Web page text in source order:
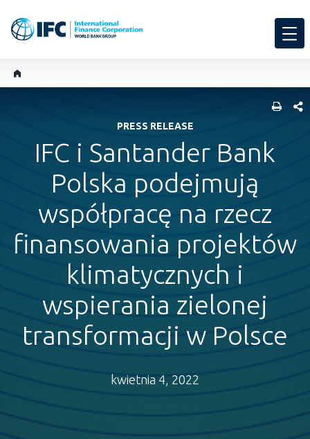
PRESS RELEASE
IFC i Santander Bank
Polska podejmują
współpracę na rzecz
finansowania projektów
klimatycznych i
wspierania zielonej
transformacji w Polsce
kwietnia 4, 2022